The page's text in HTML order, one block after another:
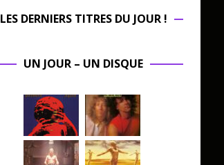
LES DERNIERS TITRES DU JOUR !
UN JOUR – UN DISQUE